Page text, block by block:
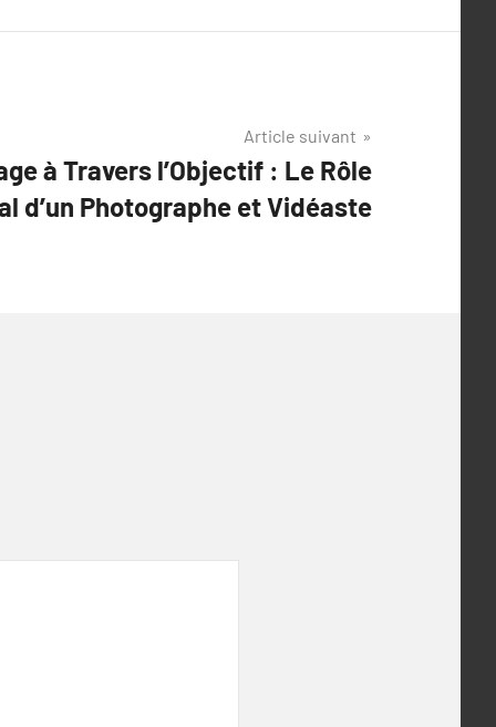
Article suivant
à Travers l’Objectif : Le Rôle
d’un Photographe et Vidéaste